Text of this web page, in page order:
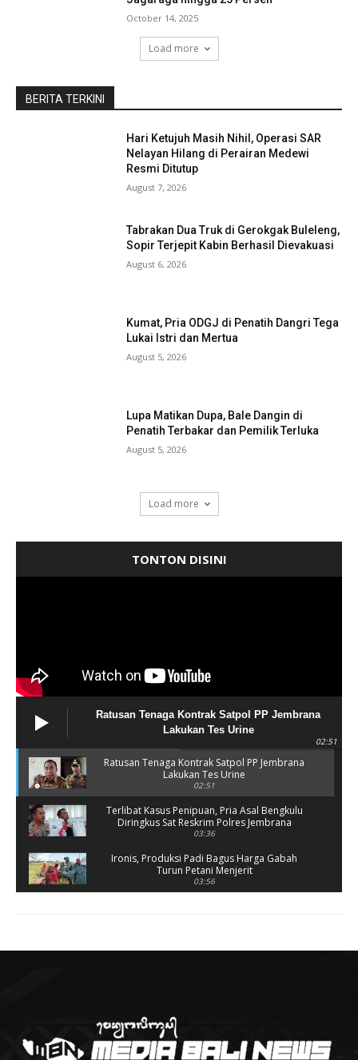
October 14, 2025
Load more
BERITA TERKINI
Hari Ketujuh Masih Nihil, Operasi SAR
Nelayan Hilang di Perairan Medewi
Resmi Ditutup
August 7, 2026
Tabrakan Dua Truk di Gerokgak Buleleng,
Sopir Terjepit Kabin Berhasil Dievakuasi
August 6, 2026
Kumat, Pria ODGJ di Penatih Dangri Tega
Lukai Istri dan Mertua
August 5, 2026
Lupa Matikan Dupa, Bale Dangin di
Penatih Terbakar dan Pemilik Terluka
August 5, 2026
Load more
TONTON DISINI
Ratusan Tenaga Kontrak Satpol PP Jembrana
Lakukan Tes Urine
02:51
Ratusan Tenaga Kontrak Satpol PP Jembrana
Lakukan Tes Urine
02:51
Terlibat Kasus Penipuan, Pria Asal Bengkulu
Diringkus Sat Reskrim Polres Jembrana
03:36
Ironis, Produksi Padi Bagus Harga Gabah
Turun Petani Menjerit
03:56
Polres Jembrana Bekuk Pelaku Pencurian
Ungkap Penyebab Kebakaran Pasar Lelateng,